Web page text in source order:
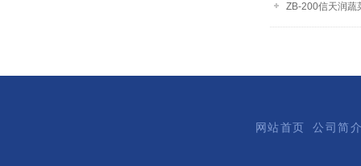
ZB-200信天润蔬
网站首页 公司简